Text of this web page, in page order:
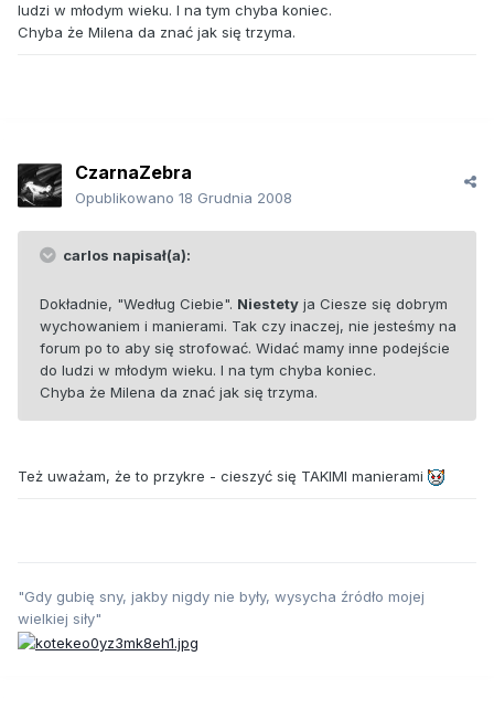
ludzi w młodym wieku. I na tym chyba koniec.
Chyba że Milena da znać jak się trzyma.
CzarnaZebra
Opublikowano 18 Grudnia 2008
carlos napisał(a):
Dokładnie, "Według Ciebie". Niestety ja Ciesze się dobrym
wychowaniem i manierami. Tak czy inaczej, nie jesteśmy na
forum po to aby się strofować. Widać mamy inne podejście
do ludzi w młodym wieku. I na tym chyba koniec.
Chyba że Milena da znać jak się trzyma.
Też uważam, że to przykre - cieszyć się TAKIMI manierami
"Gdy gubię sny, jakby nigdy nie były, wysycha źródło mojej
wielkiej siły"